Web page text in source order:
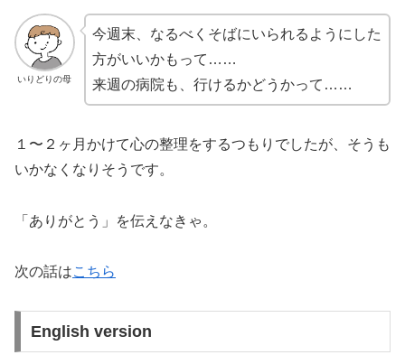
いりどりの母
今週末、なるべくそばにいられるようにした
方がいいかもって……
来週の病院も、行けるかどうかって……
１〜２ヶ月かけて心の整理をするつもりでしたが、そうも
いかなくなりそうです。
「ありがとう」を伝えなきゃ。
次の話はこちら
English version